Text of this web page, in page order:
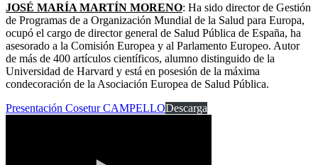
JOSÉ MARÍA MARTÍN MORENO: Ha sido director de Gestión
de Programas de a Organización Mundial de la Salud para Europa,
ocupó el cargo de director general de Salud Pública de España, ha
asesorado a la Comisión Europea y al Parlamento Europeo. Autor
de más de 400 artículos científicos, alumno distinguido de la
Universidad de Harvard y está en posesión de la máxima
condecoración de la Asociación Europea de Salud Pública.
Presentación Cosetur CAMPELLODescarga